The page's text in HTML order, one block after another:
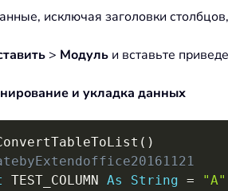
исключая заголовки
> Модуль и вставьте
и укладка данных
( )
TEST_COLUMN As String =
"A"